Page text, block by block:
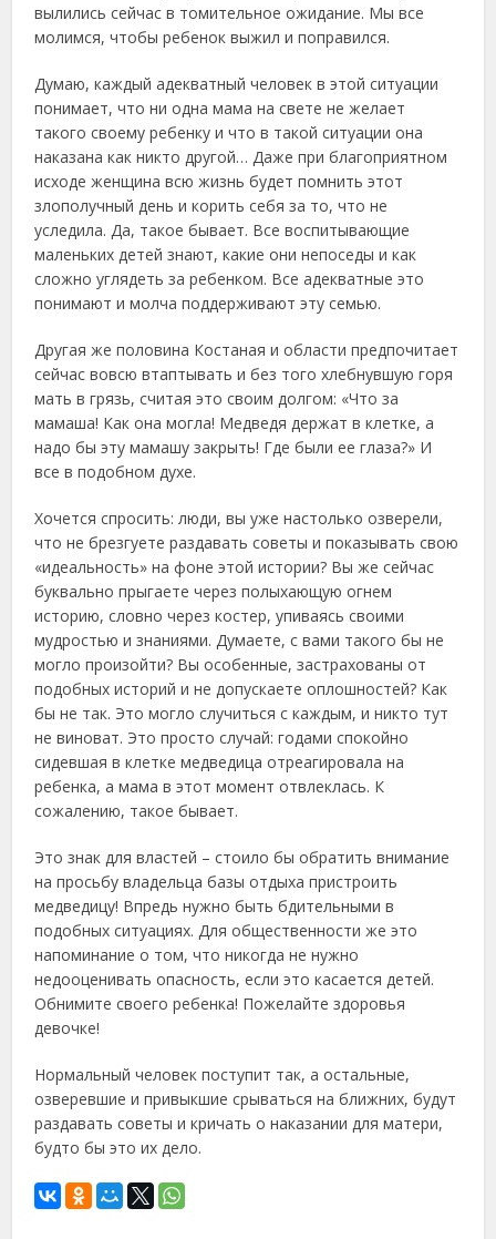
вылились сейчас в томительное ожидание. Мы все
молимся, чтобы ребенок выжил и поправился.
Думаю, каждый адекватный человек в этой ситуации
понимает, что ни одна мама на свете не желает
такого своему ребенку и что в такой ситуации она
наказана как никто другой… Даже при благоприятном
исходе женщина всю жизнь будет помнить этот
злополучный день и корить себя за то, что не
уследила. Да, такое бывает. Все воспитывающие
маленьких детей знают, какие они непоседы и как
сложно углядеть за ребенком. Все адекватные это
понимают и молча поддерживают эту семью.
Другая же половина Костаная и области предпочитает
сейчас вовсю втаптывать и без того хлебнувшую горя
мать в грязь, считая это своим долгом: «Что за
мамаша! Как она могла! Медведя держат в клетке, а
надо бы эту мамашу закрыть! Где были ее глаза?» И
все в подобном духе.
Хочется спросить: люди, вы уже настолько озверели,
что не брезгуете раздавать советы и показывать свою
«идеальность» на фоне этой истории? Вы же сейчас
буквально прыгаете через полыхающую огнем
историю, словно через костер, упиваясь своими
мудростью и знаниями. Думаете, с вами такого бы не
могло произойти? Вы особенные, застрахованы от
подобных историй и не допускаете оплошностей? Как
бы не так. Это могло случиться с каждым, и никто тут
не виноват. Это просто случай: годами спокойно
сидевшая в клетке медведица отреагировала на
ребенка, а мама в этот момент отвлеклась. К
сожалению, такое бывает.
Это знак для властей – стоило бы обратить внимание
на просьбу владельца базы отдыха пристроить
медведицу! Впредь нужно быть бдительными в
подобных ситуациях. Для общественности же это
напоминание о том, что никогда не нужно
недооценивать опасность, если это касается детей.
Обнимите своего ребенка! Пожелайте здоровья
девочке!
Нормальный человек поступит так, а остальные,
озверевшие и привыкшие срываться на ближних, будут
раздавать советы и кричать о наказании для матери,
будто бы это их дело.